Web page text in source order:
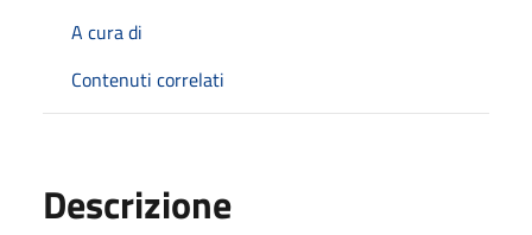
A cura di
Contenuti correlati
Descrizione